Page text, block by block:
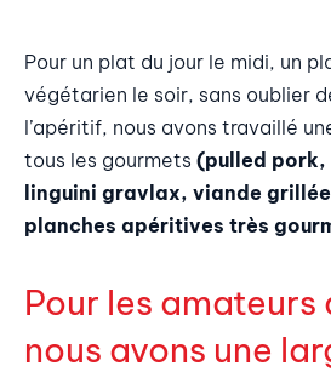
Pour un plat du jour le midi, un
végétarien le soir, sans oublier
l’apéritif, nous avons travaillé
tous les gourmets (pulled pork,
linguini gravlax, viande
planches apéritives très
Pour les amateurs
nous avons une